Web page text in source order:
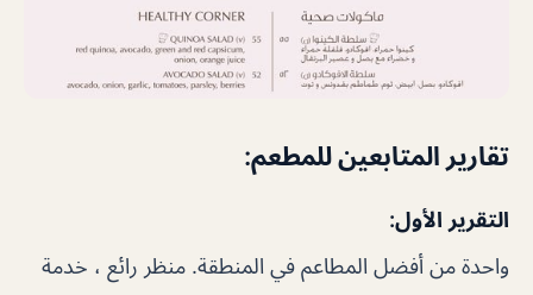
تقارير المتابعين للمطعم:
التقرير الأول:
واحدة من أفضل المطاعم في المنطقة. منظر رائع ، خدمة